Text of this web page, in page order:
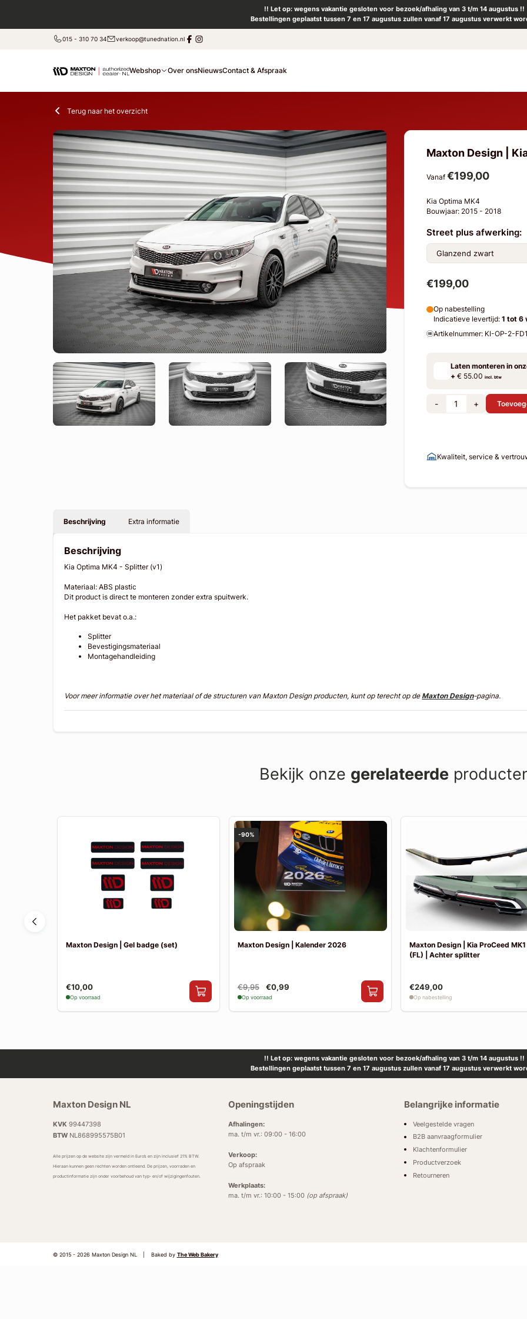
!! Let op: wegens vakantie gesloten voor bezoek/afhaling van 3 t/m 14 augustus !!
Bestellingen geplaatst tussen 7 en 17 augustus zullen vanaf 17 augustus verwerkt
015 - 310 70 34 verkoop@tunednation.nl
Webshop Over onsNieuwsContact & Afspraak
Terug naar het overzicht
Maxton Design |
Vanaf €199,00
Kia Optima MK4
Bouwjaar: 2015 - 2018
Street plus afwerking:
€199,00
Op nabestelling
Indicatieve levertijd: 1 tot 6
Artikelnummer: KI-OP-2-
Laten monteren in
+€ 55.00 incl. btw
- +
Kwaliteit, service &
Beschrijving Extra informatie
Beschrijving
Kia Optima MK4 - Splitter (v1)
Materiaal: ABS plastic
Dit product is direct te monteren zonder extra spuitwerk.
Het pakket bevat o.a.:
Splitter
Bevestigingsmateriaal
Montagehandleiding
Voor meer informatie over het materiaal of de structuren van Maxton Design producten, kunt op terecht op deMaxton Design-pagina.
Bekijk onze gerelateerde
Maxton Design | Gel badge (set)
€10,00
Op voorraad
-90%
Maxton Design | Kalender 2026
€9,95 €0,99
Op voorraad
Maxton Design | Kia ProCeed
(FL) | Achter splitter
€249,00
Op nabestelling
!! Let op: wegens vakantie gesloten voor bezoek/afhaling van 3 t/m 14 augustus !!
Bestellingen geplaatst tussen 7 en 17 augustus zullen vanaf 17 augustus verwerkt
Maxton Design NL
KVK 99447398
BTWNL868995575B01
Alle prijzen op de website zijn vermeld in Euro’s en zijn inclusief 21% BTW.
Hieraan kunnen geen rechten worden ontleend. De prijzen, voorraden en
productinformatie zijn onder voorbehoud van typ- en/of wijzigingenfouten.
Openingstijden
Afhalingen:
ma. t/m vr.: 09:00 - 16:00
Verkoop:
Op afspraak
Werkplaats:
ma. t/m vr.: 10:00 - 15:00 (op afspraak)
Belangrijke informatie
Veelgestelde vragen
B2B aanvraagformulier
Klachtenformulier
Productverzoek
Retourneren
© 2015 - 2026 Maxton Design NL Baked by The Web Bakery